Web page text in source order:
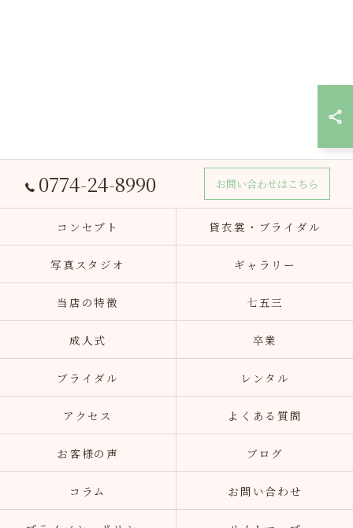
0774-24-8990 お問い合わせはこちら
コンセプト 貸衣裳・ブライダル
写真スタジオ ギャラリー
当店の特徴 七五三
成人式 卒業
ブライダル レンタル
アクセス よくある質問
お客様の声 ブログ
コラム お問い合わせ